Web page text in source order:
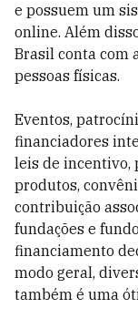
e possuem um
online. Além
Brasil conta com
pessoas físicas.
Eventos,
financiadores
leis de incentivo,
produtos,
contribuição
fundações e
financiamento
modo geral,
também é uma